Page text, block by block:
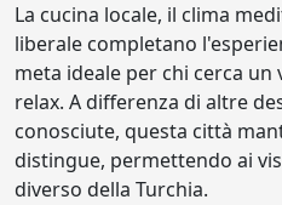
La cucina locale, il clima
liberale completano
meta ideale per chi cerca
relax. A differenza di altre
conosciute, questa città
distingue, permettendo ai
diverso della Turchia.